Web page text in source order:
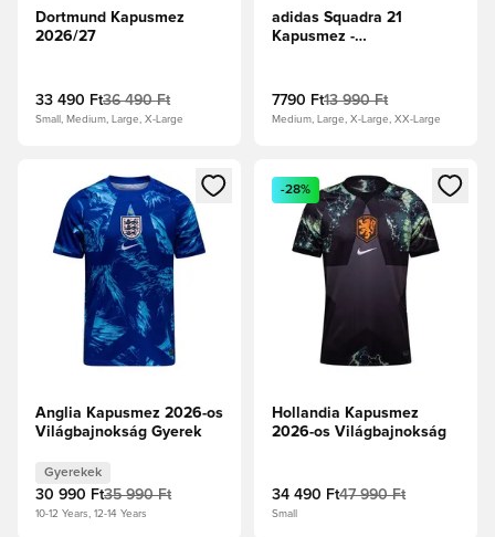
Dortmund Kapusmez
2026/27
33 490 Ft36 490 Ft
Small, Medium, Large, X-Large
adidas Squadra 21
Kapusmez -
7790 Ft13 990 Ft
Medium, Large, X-Large, XX-Large
Megnyit egy modált a bejelentkezéshez vagy a tagként
Anglia Kapusmez 2026-os
Világbajnokság Gyerek
Gyerekek
30 990 Ft35 990 Ft
10-12 Years, 12-14 Years
Megnyit egy modált a
-28%
Hollandia Kapusmez
2026-os Világbajnokság
34 490 Ft47 990 Ft
Small